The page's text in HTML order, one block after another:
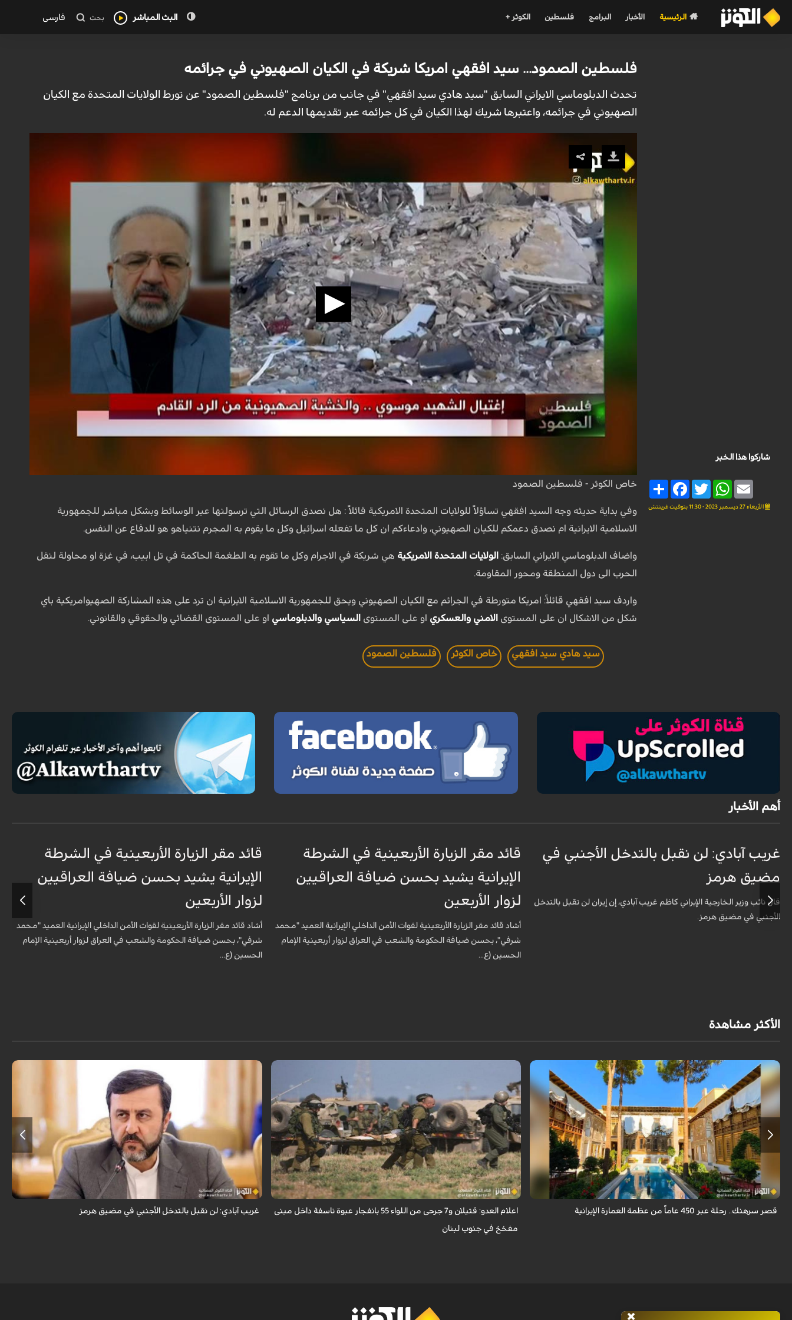
الرئيسية الأخبار البرامج فلسطين الكوثر + البث المباشر بحث فارسی
شاركوا هذا الخبر
Share
FacebookTwitter
WhatsAppEmail
الأربعاء 27 ديسمبر 2023 - 11:30 بتوقيت غرينتش
فلسطين الصمود... سيد افقهي امريكا شريكة في الكيان الصهيوني في جرائمه
تحدث الدبلوماسي الايراني السابق "سيد هادي سيد افقهي" في جانب من برنامج "فلسطين الصمود" عن تورط الولايات المتحدة مع الكيان
الصهيوني في جرائمه، واعتبرها شريك لهذا الكيان في كل جرائمه عبر تقديمها الدعم له.
خاص الكوثر - فلسطين الصمود
وفي بداية حديثه وجه السيد افقهي تساؤلاً للولايات المتحدة الامريكية قائلاً : هل نصدق الرسائل التي ترسولنها عبر الوسائط وبشكل مباشر للجمهورية
الاسلامية الايرانية ام نصدق دعمكم للكيان الصهيوني، وادعاءكم ان كل ما تفعله اسرائيل وكل ما يقوم به المجرم نتنياهو هو للدفاع عن النفس.
واضاف الدبلوماسي الايراني السابق: الولايات المتحدة الامريكية هي شريكة في الاجرام وكل ما تقوم به الطغمة الحاكمة في تل ابيب، في غزة او محاولة لنقل
الحرب الى دول المنطقة ومحور المقاومة.
واردف سيد افقهي قائلاً: امريكا متورطة في الجرائم مع الكيان الصهيوني ويحق للجمهورية الاسلامية الايرانية ان ترد على هذه المشاركة الصهيوامريكية باي
شكل من الاشكال ان على المستوى الامني والعسكري او على المستوى السياسي والدبلوماسي او على المستوى القضائي والحقوقي والقانوني.
سيد هادي سيد افقهي خاص الكوثر فلسطين الصمود
أهم الأخبار
غريب آبادي: لن نقبل بالتدخل الأجنبي في
مضيق هرمز
قال نائب وزير الخارجية الإيراني كاظم غريب آبادي، إن إيران لن تقبل بالتدخل
الأجنبي في مضيق هرمز.
قائد مقر الزيارة الأربعينية في الشرطة
الإيرانية يشيد بحسن ضيافة العراقيين
لزوار الأربعين
أشاد قائد مقر الزيارة الأربعينية لقوات الأمن الداخلي الإيرانية العميد "محمد
شرفي"، بحسن ضيافة الحكومة والشعب في العراق لزوار أربعينية الإمام
الحسين (ع...
قائد مقر الزيارة الأربعينية في الشرطة
الإيرانية يشيد بحسن ضيافة العراقيين
لزوار الأربعين
أشاد قائد مقر الزيارة الأربعينية لقوات الأمن الداخلي الإيرانية العميد "محمد
شرفي"، بحسن ضيافة الحكومة والشعب في العراق لزوار أربعينية الإمام
الحسين (ع...
الأكثر مشاهدة
يقع قصر سرهنك في أصفهان، الذي يمتد عمره إلى 450 عاماً، ليكون سرداً حياً
لأربعة عصور تاريخية وشاهداً على عبق العمارة الإيرانية.
قصر سرهنك.. رحلة عبر 450 عاماً من عظمة العمارة الإيرانية
اعلنت وسائل إعلام إسرائيليّة اليوم الاربعاء سقوط قتيلين و7 جرحى من اللواء 55
بانفجار عبوة ناسفة داخل مبنى مفخخ في جنوب لبنان.
اعلام العدو: قتيلان و7 جرحى من اللواء 55 بانفجار عبوة ناسفة داخل مبنى
مفخخ في جنوب لبنان
قال نائب وزير الخارجية الإيراني كاظم غريب آبادي، إن إيران لن تقبل بالتدخل
الأجنبي في مضيق هرمز.
غريب آبادي: لن نقبل بالتدخل الأجنبي في مضيق هرمز